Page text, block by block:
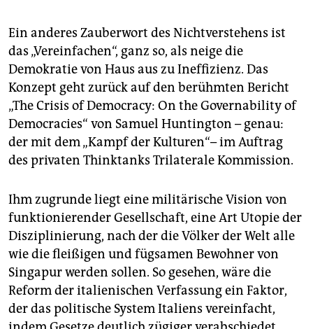
Ein anderes Zauberwort des Nichtverstehens ist
das „Vereinfachen“, ganz so, als neige die
Demokratie von Haus aus zu Ineffizienz. Das
Konzept geht zurück auf den berühmten Bericht
„The Crisis of Democracy: On the Governability of
Democracies“ von Samuel Huntington – genau:
der mit dem „Kampf der Kulturen“– im Auftrag
des privaten Thinktanks Trilaterale Kommission.
Ihm zugrunde liegt eine militärische Vision von
funktionierender Gesellschaft, eine Art Utopie der
Disziplinierung, nach der die Völker der Welt alle
wie die fleißigen und fügsamen Bewohner von
Singapur werden sollen. So gesehen, wäre die
Reform der italienischen Verfassung ein Faktor,
der das politische System Italiens vereinfacht,